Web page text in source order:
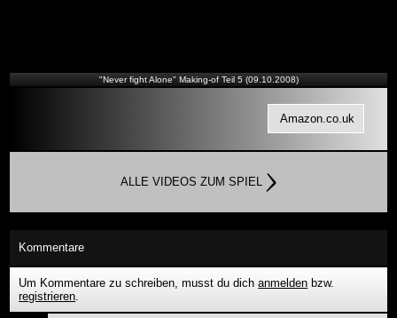
"Never fight Alone" Making-of Teil 5 (09.10.2008)
Amazon.co.uk
ALLE VIDEOS ZUM SPIEL
Kommentare
Um Kommentare zu schreiben, musst du dichanmelden bzw.
registrieren.